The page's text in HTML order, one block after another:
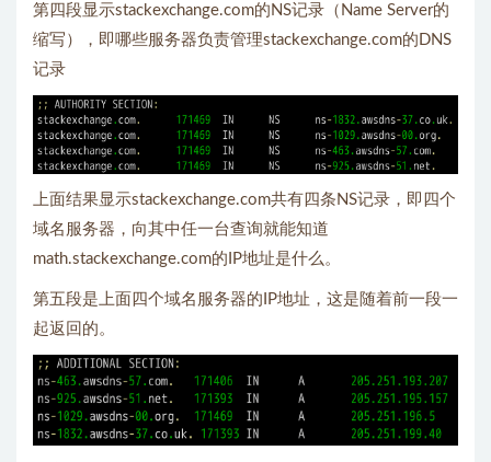
第四段显示stackexchange.com的NS记录（Name Server的
缩写），即哪些服务器负责管理stackexchange.com的DNS
记录
上面结果显示stackexchange.com共有四条NS记录，即四个
域名服务器，向其中任一台查询就能知道
math.stackexchange.com的IP地址是什么。
第五段是上面四个域名服务器的IP地址，这是随着前一段一
起返回的。